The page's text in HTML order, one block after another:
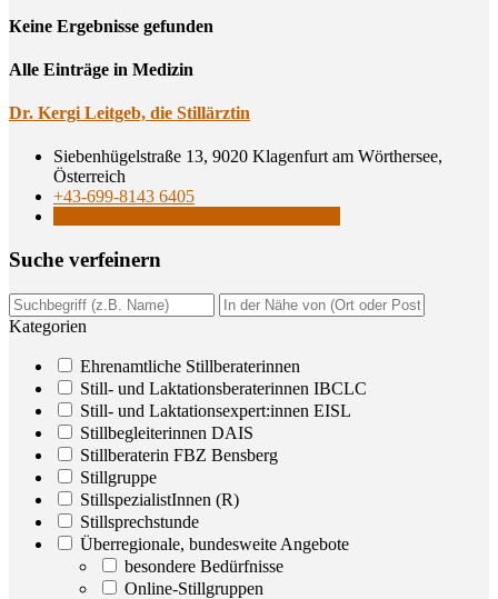
Кeine Ergebnisse gefunden
Alle Einträge in Medizin
Dr. Ker­gi Leit­geb, die Stillärztin
Siebenhügelstraße 13, 9020 Klagenfurt am Wörthersee,
Österreich
+43-699-8143 6405
Suche ver­fei­nern
Kategorien
Ehrenamtliche Stillberaterinnen
Still- und Laktationsberaterinnen IBCLC
Still- und Laktationsexpert:innen EISL
Stillbegleiterinnen DAIS
Stillberaterin FBZ Bensberg
Stillgruppe
StillspezialistInnen (R)
Stillsprechstunde
Überregionale, bundesweite Angebote
besondere Bedürfnisse
Online-Stillgruppen